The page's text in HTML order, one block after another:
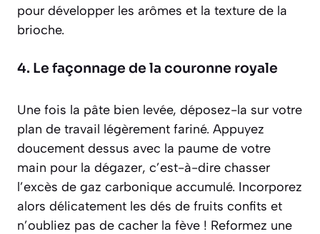
pour développer les arômes et la texture de la
brioche.
4. Le façonnage de la couronne royale
Une fois la pâte bien levée, déposez-la sur votre
plan de travail légèrement fariné. Appuyez
doucement dessus avec la paume de votre
main pour la dégazer, c’est-à-dire chasser
l’excès de gaz carbonique accumulé. Incorporez
alors délicatement les dés de fruits confits et
n’oubliez pas de cacher la fève ! Reformez une